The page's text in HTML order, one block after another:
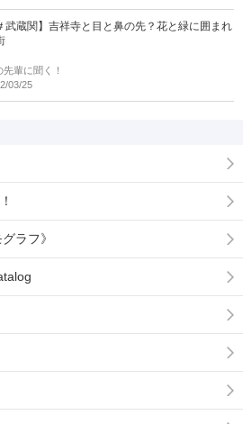
武蔵関】吉祥寺と目と鼻の先？花と緑に囲まれ
先輩に聞く！
03/25
ラフ》